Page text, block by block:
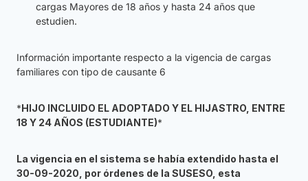
cargas Mayores de 18 años y hasta 24 años que
estudien.
Información importante respecto a la vigencia de cargas
familiares con tipo de causante 6
*HIJO INCLUIDO EL ADOPTADO Y EL HIJASTRO, ENTRE
18 Y 24 AÑOS (ESTUDIANTE)*
La vigencia en el sistema se había extendido hasta el
30-09-2020, por órdenes de la SUSESO, esta